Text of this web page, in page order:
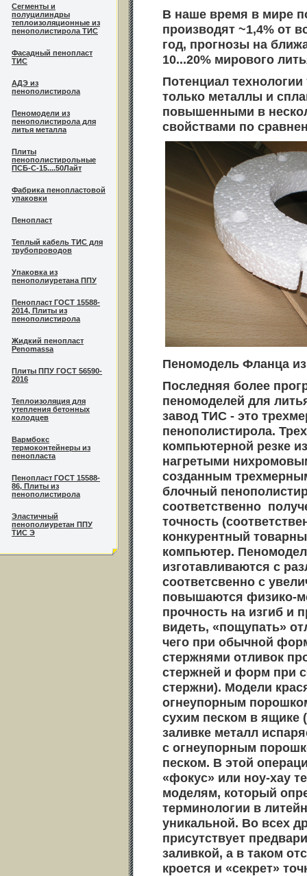
Сегменты и
полуцилиндры
теплоизоляционные из
пенополистирола ТИС
Фасадный пенопласт
ТИС
АДЭ из
пенополистирола
Пеномодели из
пенополистирола для
литья металла
Плиты
пенополистирольные
ПСБ-С-15....50Лайт
Фабрика пенопластовой
упаковки
Пенопласт
Теплый кабель ТИС для
трубопроводов
Упаковка из
пенополиуретана ППУ
Пенопласт ГОСТ 15588-
2014, Плиты из
пенополистирола
Жидкий пенопласт
Penomassa
Плиты ППУ ГОСТ 56590-
2016
Теплоизоляция для
утепления бетонных
колодцев
Вармбокс
термоконтейнеры из
пенопласта
Пенопласт ГОСТ 15588-
86, Плиты из
пенополистирола
Эластичный
пенополиуретан ППУ
ТИС Э
В наше время в мире
производят ~1,4% от
год, прогнозы на
10...20% мирового
Потенциал
только металлы и
повышенными в
свойствами по
Пеномодель Фланца
Последняя более
пеномоделей для
завод ТИС - это
пенополистирола.
компьютерной резке
нагретыми
созданным
блочный
соответственно
точность
конкурентный
компьютер.
изготавливаются с
соответсвенно с
повышаются физико-
прочность на изгиб и
видеть, «пощупать»
чего при обычной
стержнями отливок
стержней и форм при
стержни). Модели
огнеупорным
сухим песком в ящике
заливке металл
с огнеупорным
песком. В этой
«фокус» или ноу-хау
моделям, который
терминологии в
уникальной. Во всех
присутствует
заливкой, а в таком
кроется и «секрет»